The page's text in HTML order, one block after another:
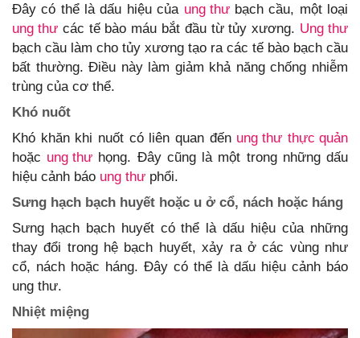
Đây có thể là dấu hiệu của ung thưbạch cầu, một loại
ung thư các tế bào máu bắt đầu từ tủy xương. Ung thư
bạch cầu làm cho tủy xương tạo ra các tế bào bạch cầu
bất thường. Điều này làm giảm khả năng chống nhiễm
trùng của cơ thể.
Khó nuốt
Khó khăn khi nuốt có liên quan đến ung thư thực quản
hoặc ung thư họng. Đây cũng là một trong những dấu
hiệu cảnh báo ung thư phổi.
Sưng hạch bạch huyết hoặc u ở cổ, nách hoặc háng
Sưng hạch bạch huyết có thể là dấu hiệu của những
thay đổi trong hệ bạch huyết, xảy ra ở các vùng như
cổ, nách hoặc háng. Đây có thể là dấu hiệu cảnh báo
ung thư.
Nhiệt miệng